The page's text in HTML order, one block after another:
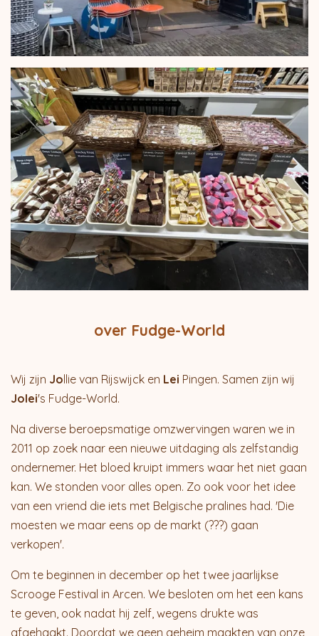
over Fudge-World
Wij zijn Jollie van Rijswijck en Lei Pingen. Samen zijn wij
Jolei's Fudge-World.
Na diverse beroepsmatige omzwervingen waren we in
2011 op zoek naar een nieuwe uitdaging als zelfstandig
ondernemer. Het bloed kruipt immers waar het niet gaan
kan. We stonden voor alles open. Zo ook voor het idee
van een vriend die iets met Belgische pralines had. 'Die
moesten we maar eens op de markt (???) gaan
verkopen'.
Om te beginnen in december op het twee jaarlijkse
Scrooge Festival in Arcen. We besloten om het een kans
te geven, ook nadat hij zelf, wegens drukte was
afgehaakt. Doordat we geen geheim maakten van onze